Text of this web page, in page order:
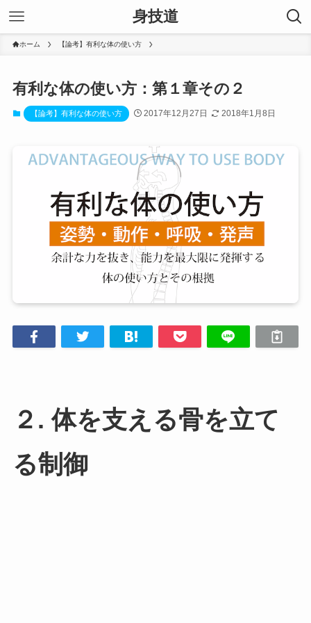
身技道
ホーム 【論考】有利な体の使い方
有利な体の使い方：第１章その２
【論考】有利な体の使い方 2017年12月27日 2018年1月8日
２. 体を支える骨を立て
る制御